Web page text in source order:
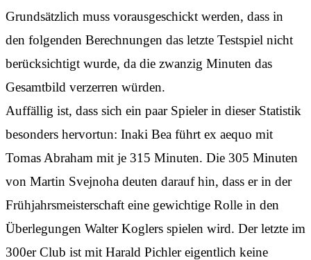
Grundsätzlich muss vorausgeschickt werden, dass in
den folgenden Berechnungen das letzte Testspiel nicht
berücksichtigt wurde, da die zwanzig Minuten das
Gesamtbild verzerren würden.
Auffällig ist, dass sich ein paar Spieler in dieser Statistik
besonders hervortun: Inaki Bea führt ex aequo mit
Tomas Abraham mit je 315 Minuten. Die 305 Minuten
von Martin Svejnoha deuten darauf hin, dass er in der
Frühjahrsmeisterschaft eine gewichtige Rolle in den
Überlegungen Walter Koglers spielen wird. Der letzte im
300er Club ist mit Harald Pichler eigentlich keine